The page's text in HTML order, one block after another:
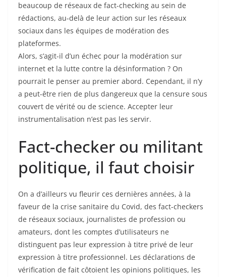
beaucoup de réseaux de fact-checking au sein de
rédactions, au-delà de leur action sur les réseaux
sociaux dans les équipes de modération des
plateformes.
Alors, s’agit-il d’un échec pour la modération sur
internet et la lutte contre la désinformation ? On
pourrait le penser au premier abord. Cependant, il n’y
a peut-être rien de plus dangereux que la censure sous
couvert de vérité ou de science. Accepter leur
instrumentalisation n’est pas les servir.
Fact-checker ou militant
politique, il faut choisir
On a d’ailleurs vu fleurir ces dernières années, à la
faveur de la crise sanitaire du Covid, des fact-checkers
de réseaux sociaux, journalistes de profession ou
amateurs, dont les comptes d’utilisateurs ne
distinguent pas leur expression à titre privé de leur
expression à titre professionnel. Les déclarations de
vérification de fait côtoient les opinions politiques, les